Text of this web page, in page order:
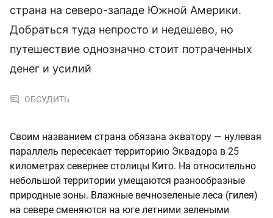
страна на северо-западе Южной Америки.
Добраться туда непросто и недешево, но
путешествие однозначно стоит потраченных
денег и усилий
ОБСУДИТЬ
Своим названием страна обязана экватору — нулевая
параллель пересекает территорию Эквадора в 25
километрах севернее столицы Кито. На относительно
небольшой территории умещаются разнообразные
природные зоны. Влажные вечнозеленые леса (гилея)
на севере сменяются на юге летними зелеными